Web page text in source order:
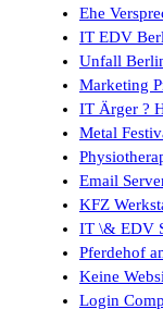
Ehe
IT EDV
Unfall
Marketing
IT Ärger ?
Metal
Email
KFZ
IT \& EDV
Pferdehof
Keine
Login